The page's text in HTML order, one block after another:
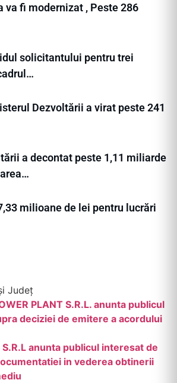
va fi modernizat , Peste 286
solicitantului pentru trei
Dezvoltării a virat peste 241
a decontat peste 1,11 miliarde
milioane de lei pentru lucrări
Județ
PLANT S.R.L. anunta publicul
deciziei de emitere a acordului
S.R.L anunta publicul interesat de
in vederea obtinerii